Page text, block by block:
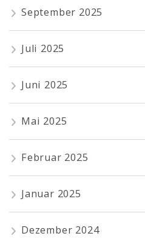
September 2025
Juli 2025
Juni 2025
Mai 2025
Februar 2025
Januar 2025
Dezember 2024